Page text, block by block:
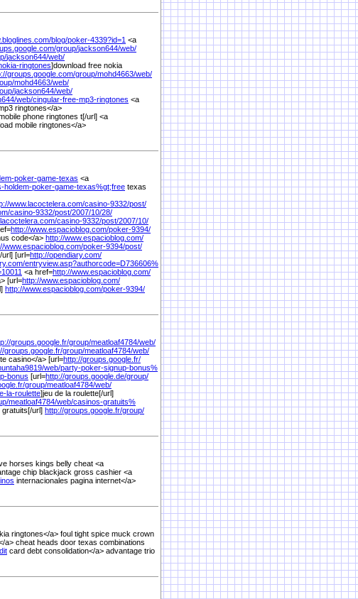
blog/poker-4339?id=1 <a
group/jackson644/web/
jackson644/web/
ringtones]download free nokia
groups.google.com/group/mohd4663/web/
mohd4663/web/
jackson644/web/
web/cingular-free-mp3-ringtones <a
ringtones</a>
phone ringtones t[/url] <a
mobile ringtones</a>
poker-game-texas <a
holdem-poker-game-texas%gt;free texas
www.lacoctelera.com/casino-9332/post/
casino-9332/post/2007/10/28/
casino-9332/post/2007/10/
http://www.espacioblog.com/poker-9394/
code</a> http://www.espacioblog.com/
www.espacioblog.com/poker-9394/post/
[url=http://opendiary.com/
entryview.asp?authorcode=D736606%
<a href=http://www.espacioblog.com/
[url=http://www.espacioblog.com/
http://www.espacioblog.com/poker-9394/
groups.google.fr/group/meatloaf4784/web/
groups.google.fr/group/meatloaf4784/web/
casino</a> [url=http://groups.google.fr/
web/party-poker-signup-bonus%
bonus [url=http://groups.google.de/group/
group/meatloaf4784/web/
la-roulette]jeu de la roulette[/url]
meatloaf4784/web/casinos-gratuits%
url] http://groups.google.fr/group/
horses kings belly cheat <a
chip blackjack gross cashier <a
internacionales pagina internet</a>
ringtones</a> foul tight spice muck crown
a> cheat heads door texas combinations
card debt consolidation</a> advantage trio